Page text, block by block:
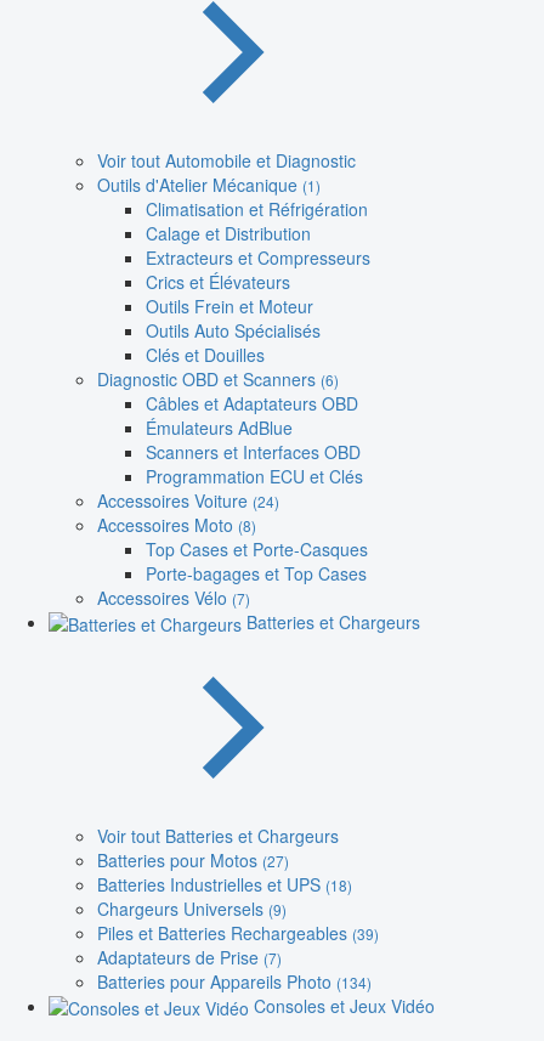
Voir tout Automobile et Diagnostic
Outils d'Atelier Mécanique (1)
Climatisation et Réfrigération
Calage et Distribution
Extracteurs et Compresseurs
Crics et Élévateurs
Outils Frein et Moteur
Outils Auto Spécialisés
Clés et Douilles
Diagnostic OBD et Scanners (6)
Câbles et Adaptateurs OBD
Émulateurs AdBlue
Scanners et Interfaces OBD
Programmation ECU et Clés
Accessoires Voiture (24)
Accessoires Moto (8)
Top Cases et Porte-Casques
Porte-bagages et Top Cases
Accessoires Vélo (7)
Batteries et Chargeurs
Voir tout Batteries et Chargeurs
Batteries pour Motos (27)
Batteries Industrielles et UPS (18)
Chargeurs Universels (9)
Piles et Batteries Rechargeables (39)
Adaptateurs de Prise (7)
Batteries pour Appareils Photo (134)
Consoles et Jeux Vidéo